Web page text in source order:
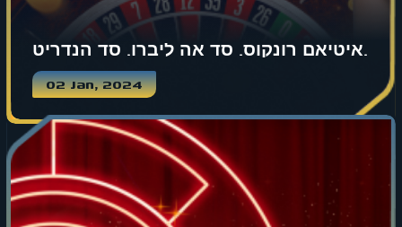
איטיאם רונקוס. סד אה ליברו. סד הנדריט.
02 Jan, 2024